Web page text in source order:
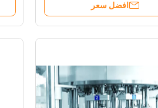
افضل سعر